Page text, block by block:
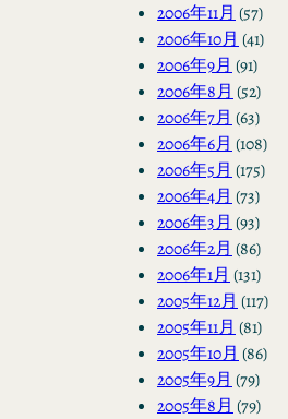
2006年11月 (57)
2006年10月 (41)
2006年9月 (91)
2006年8月 (52)
2006年7月 (63)
2006年6月 (108)
2006年5月 (175)
2006年4月 (73)
2006年3月 (93)
2006年2月 (86)
2006年1月 (131)
2005年12月 (117)
2005年11月 (81)
2005年10月 (86)
2005年9月 (79)
2005年8月 (79)